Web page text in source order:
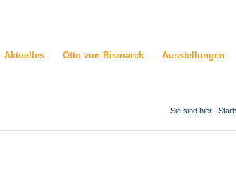
Aktuelles Otto von Bismarck Ausstellungen
Sie sind hier: